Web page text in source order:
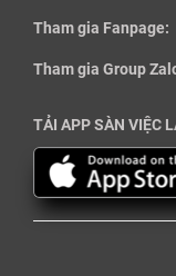
Tham gia Fanpage:
Tham gia Group
TẢI APP SÀN VIỆC